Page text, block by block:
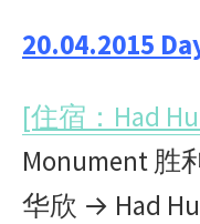
20.04.2015
[住宿：Had
Monument 胜
华欣 → Had